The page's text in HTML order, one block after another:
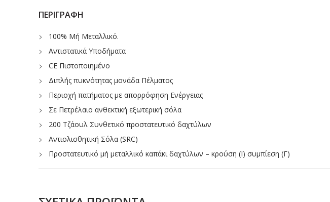
ΠΕΡΙΓΡΑΦΉ
100% Mή Μεταλλικό.
Αντιστατικά Υποδήματα
CE Πιστοποιημένο
Διπλής πυκνότητας μονάδα Πέλματος
Περιοχή πατήματος με απορρόφηση Ενέργειας
Σε Πετρέλαιο ανθεκτική εξωτερική σόλα
200 Τζάουλ Συνθετικό προστατευτικό δαχτύλων
Αντιολισθητική Σόλα (SRC)
Προστατευτικό μή μεταλλικό καπάκι δαχτύλων – κρούση (Ι) συμπίεση (Γ)